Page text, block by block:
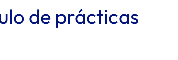
de prácticas